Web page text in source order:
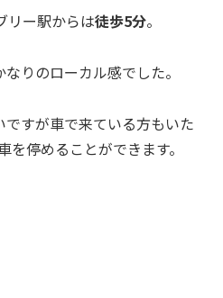
リー駅からは徒歩5分。
りのローカル感でした。
すが車で来ている方もいた
を停めることができます。